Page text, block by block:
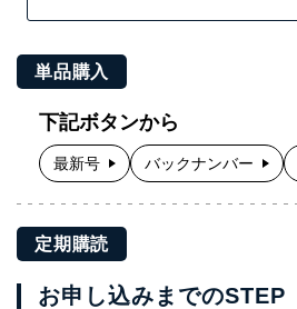
単品購入
下記ボタンから
最新号 バックナンバー
定期購読
お申し込みまでのSTEP